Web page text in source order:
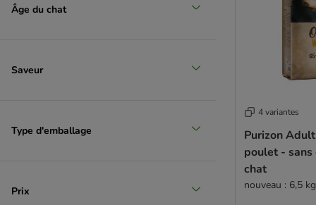
Porta 21
Schesir
Taste of the Wild
Wiejska Zagroda
Âge du chat
Saveur
Type d'emballage
Prix
4 variantes
Purizon
poulet -
chat
nouveau : 6,5 kg